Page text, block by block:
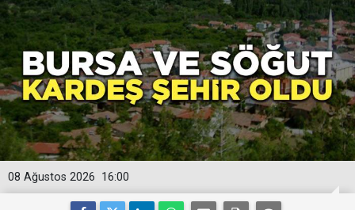
16:00
08 Ağustos 2026